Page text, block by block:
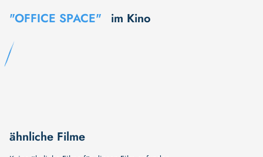
"OFFICE SPACE" im Kino
ähnliche Filme